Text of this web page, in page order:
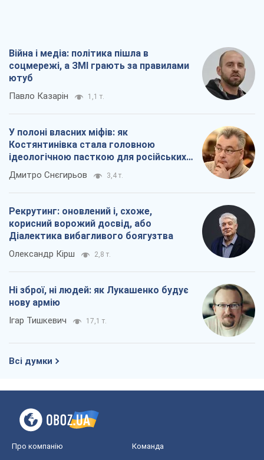
Війна і медіа: політика пішла в
соцмережі, а ЗМІ грають за правилами
ютуб
Павло Казарін 1,1 т.
У полоні власних міфів: як
Костянтинівка стала головною
ідеологічною пасткою для російських
окупантів
Дмитро Снєгирьов 3,4 т.
Рекрутинг: оновлений і, схоже,
корисний ворожий досвід, або
Діалектика вибагливого боягузтва
Олександр Кірш 2,8 т.
Ні зброї, ні людей: як Лукашенко будує
нову армію
Ігар Тишкевич 17,1 т.
Всі думки
Про компанію Команда